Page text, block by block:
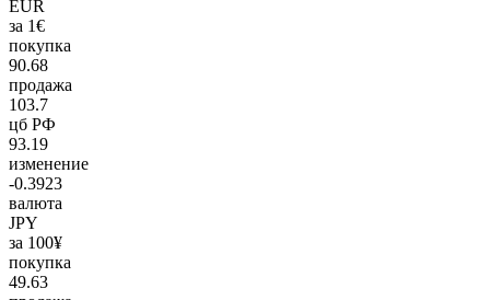
EUR
за 1€
покупка
90.68
продажа
103.7
цб РФ
93.19
изменение
-0.3923
валюта
JPY
за 100¥
покупка
49.63